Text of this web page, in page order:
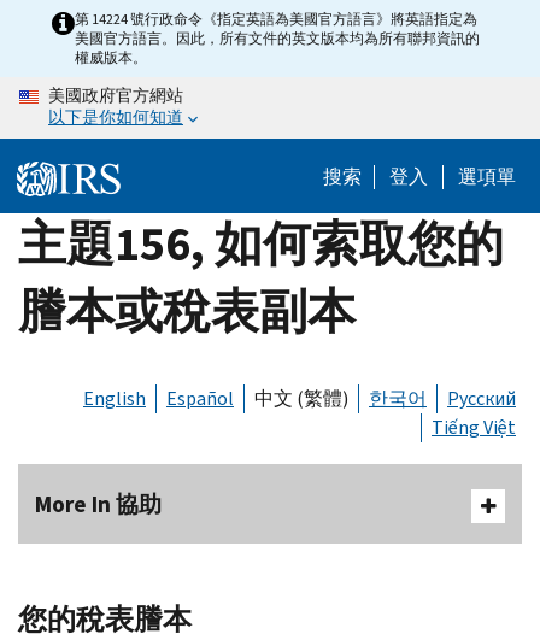
content
第 14224 號行政命令《指定英語為美國官方語言》將英語指定為
美國官方語言。因此，所有文件的英文版本均為所有聯邦資訊的
權威版本。
美國政府官方網站
以下是你如何知道
搜索 登入 選項單
主題156, 如何索取您的
謄本或稅表副本
English Español 中文 (繁體) 한국어
Русский
Tiếng Việt
More In 協助
您的稅表謄本